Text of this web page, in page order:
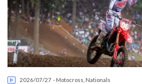
2026/07/27 - Motocross Nationals